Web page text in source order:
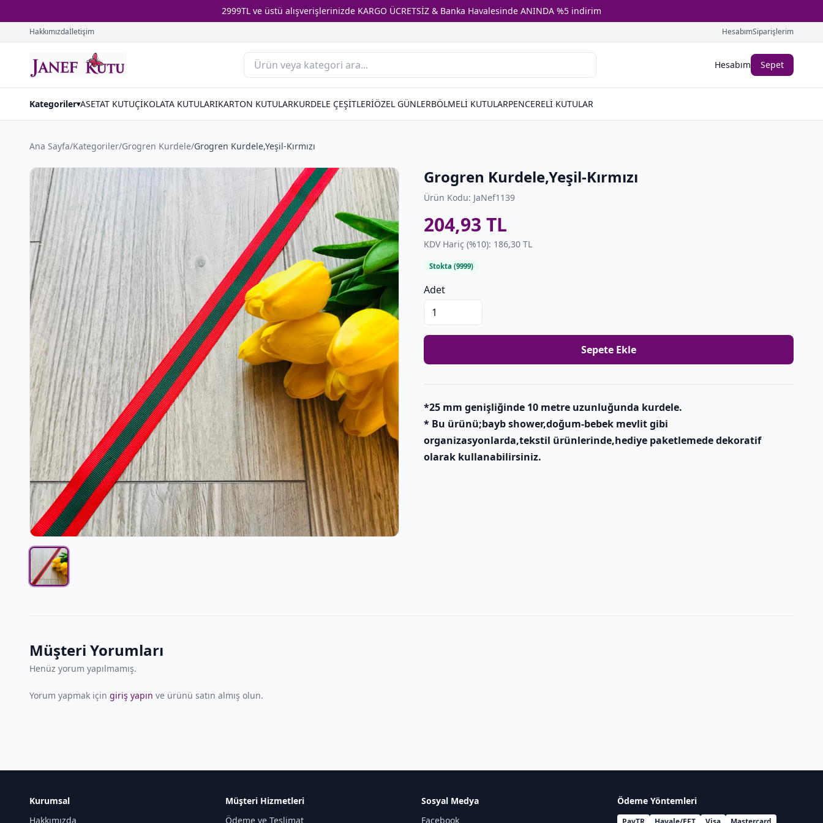
2999TL ve üstü alışverişlerinizde KARGO ÜCRETSİZ & Banka Havalesinde ANINDA %5 indirim
Hakkımızdaİletişim HesabımSiparişlerim
Hesabım Sepet
Kategoriler▾ASETAT KUTUÇİKOLATA KUTULARIKARTON KUTULARKURDELE ÇEŞİTLERİÖZEL GÜNLERBÖLMELİ KUTULARPENCERELİ KUTULAR
Ana Sayfa/Kategoriler/Grogren Kurdele/Grogren Kurdele,Yeşil-Kırmızı
Grogren Kurdele,Yeşil-Kırmızı
Ürün Kodu: JaNef1139
204,93 TL
KDV Hariç (%10): 186,30 TL
Stokta (9999)
Adet
Sepete Ekle
*25 mm genişliğinde 10 metre uzunluğunda kurdele.
* Bu ürünü;bayb shower,doğum-bebek mevlit gibi
organizasyonlarda,tekstil ürünlerinde,hediye paketlemede dekoratif
olarak kullanabilirsiniz.
Müşteri Yorumları
Henüz yorum yapılmamış.
Yorum yapmak için giriş yapın ve ürünü satın almış olun.
Kurumsal
Hakkımızda
Müşteri Hizmetleri
Ödeme ve Teslimat
Sosyal Medya
Facebook
Ödeme Yöntemleri